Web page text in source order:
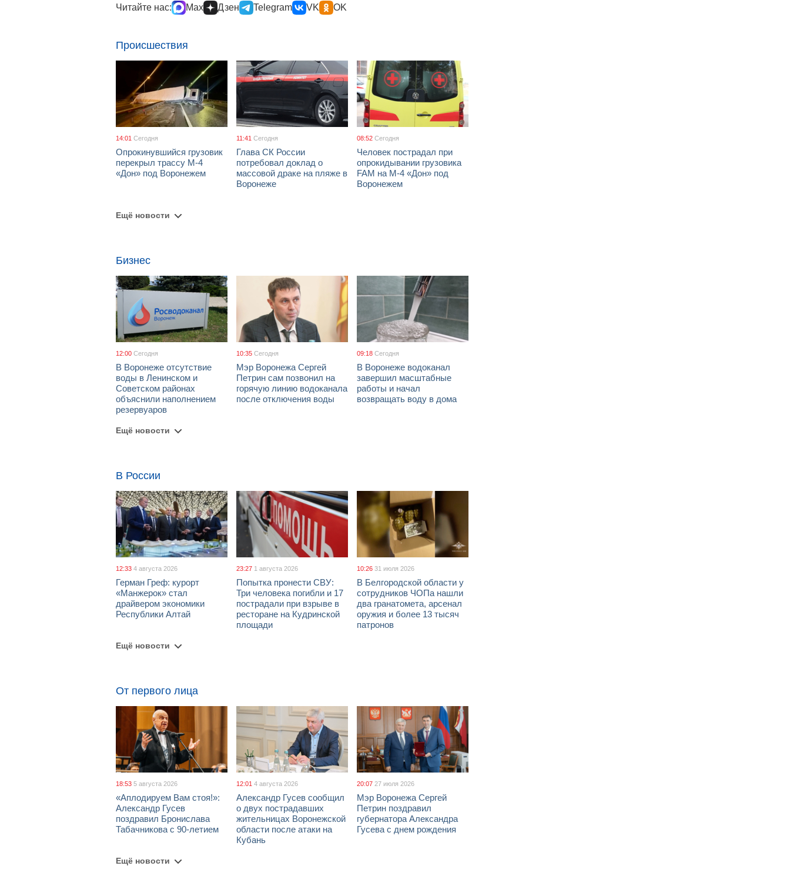
Читайте нас: Max Дзен Telegram VK OK
Происшествия
14:01 Сегодня
Опрокинувшийся грузовик
перекрыл трассу М-4
«Дон» под Воронежем
11:41 Сегодня
Глава СК России
потребовал доклад о
массовой драке на пляже в
Воронеже
08:52 Сегодня
Человек пострадал при
опрокидывании грузовика
FAM на М-4 «Дон» под
Воронежем
Ещё новости
Бизнес
12:00 Сегодня
В Воронеже отсутствие
воды в Ленинском и
Советском районах
объяснили наполнением
резервуаров
10:35 Сегодня
Мэр Воронежа Сергей
Петрин сам позвонил на
горячую линию водоканала
после отключения воды
09:18 Сегодня
В Воронеже водоканал
завершил масштабные
работы и начал
возвращать воду в дома
Ещё новости
В России
12:33 4 августа 2026
Герман Греф: курорт
«Манжерок» стал
драйвером экономики
Республики Алтай
23:27 1 августа 2026
Попытка пронести СВУ:
Три человека погибли и 17
пострадали при взрыве в
ресторане на Кудринской
площади
10:26 31 июля 2026
В Белгородской области у
сотрудников ЧОПа нашли
два гранатомета, арсенал
оружия и более 13 тысяч
патронов
Ещё новости
От первого лица
18:53 5 августа 2026
«Аплодируем Вам стоя!»:
Александр Гусев
поздравил Бронислава
Табачникова с 90-летием
12:01 4 августа 2026
Александр Гусев сообщил
о двух пострадавших
жительницах Воронежской
области после атаки на
Кубань
20:07 27 июля 2026
Мэр Воронежа Сергей
Петрин поздравил
губернатора Александра
Гусева с днем рождения
Ещё новости